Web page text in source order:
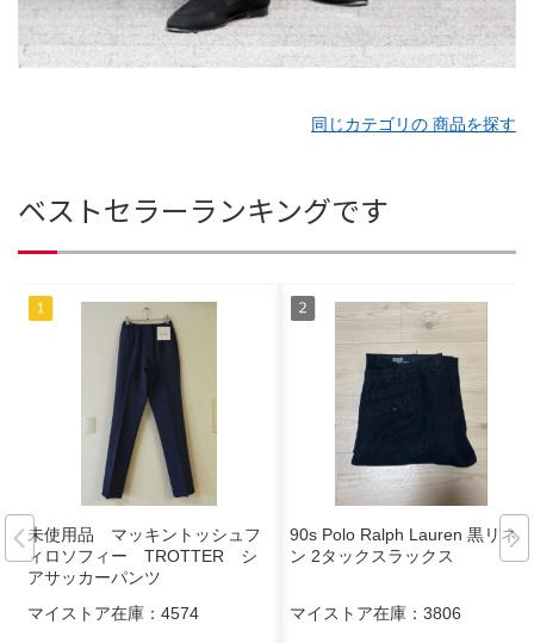
同じカテゴリの 商品を探す
ベストセラーランキングです
未使用品 マッキントッシュフ
ィロソフィー TROTTER シ
アサッカーパンツ
マイストア在庫： 4574
90s Polo Ralph Lauren 黒リネ
ン 2タックスラックス
マイストア在庫： 3806